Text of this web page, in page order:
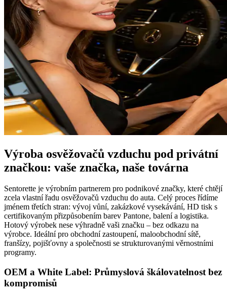
Výroba osvěžovačů vzduchu pod privátní
značkou: vaše značka, naše továrna
Sentorette je výrobním partnerem pro podnikové značky, které chtějí
zcela vlastní řadu osvěžovačů vzduchu do auta. Celý proces řídíme
jménem třetích stran: vývoj vůní, zakázkové vysekávání, HD tisk s
certifikovaným přizpůsobením barev Pantone, balení a logistika.
Hotový výrobek nese výhradně vaši značku – bez odkazu na
výrobce. Ideální pro obchodní zastoupení, maloobchodní sítě,
franšízy, pojišťovny a společnosti se strukturovanými věrnostními
programy.
OEM a White Label: Průmyslová škálovatelnost bez
kompromisů